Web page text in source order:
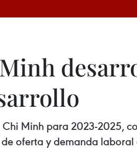
Minh para 2023-2025,
oferta y demanda